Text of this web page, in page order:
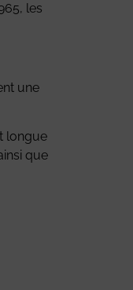
les
une
longue
que